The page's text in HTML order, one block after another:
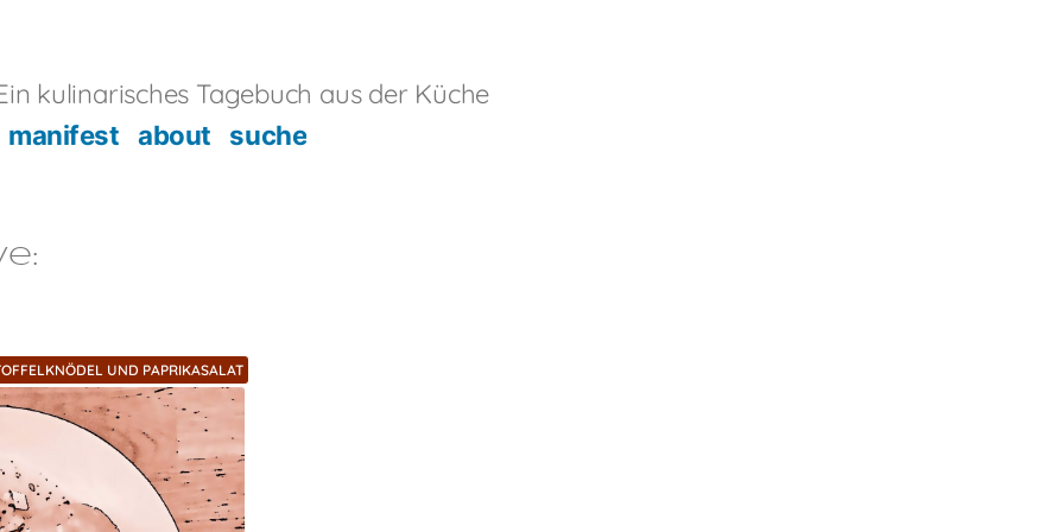
kulinarisches Tagebuch aus der Küche
manifest about suche
UND PAPRIKASALAT